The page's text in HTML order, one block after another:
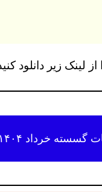
گسسته خرداد ۱۴۰۴